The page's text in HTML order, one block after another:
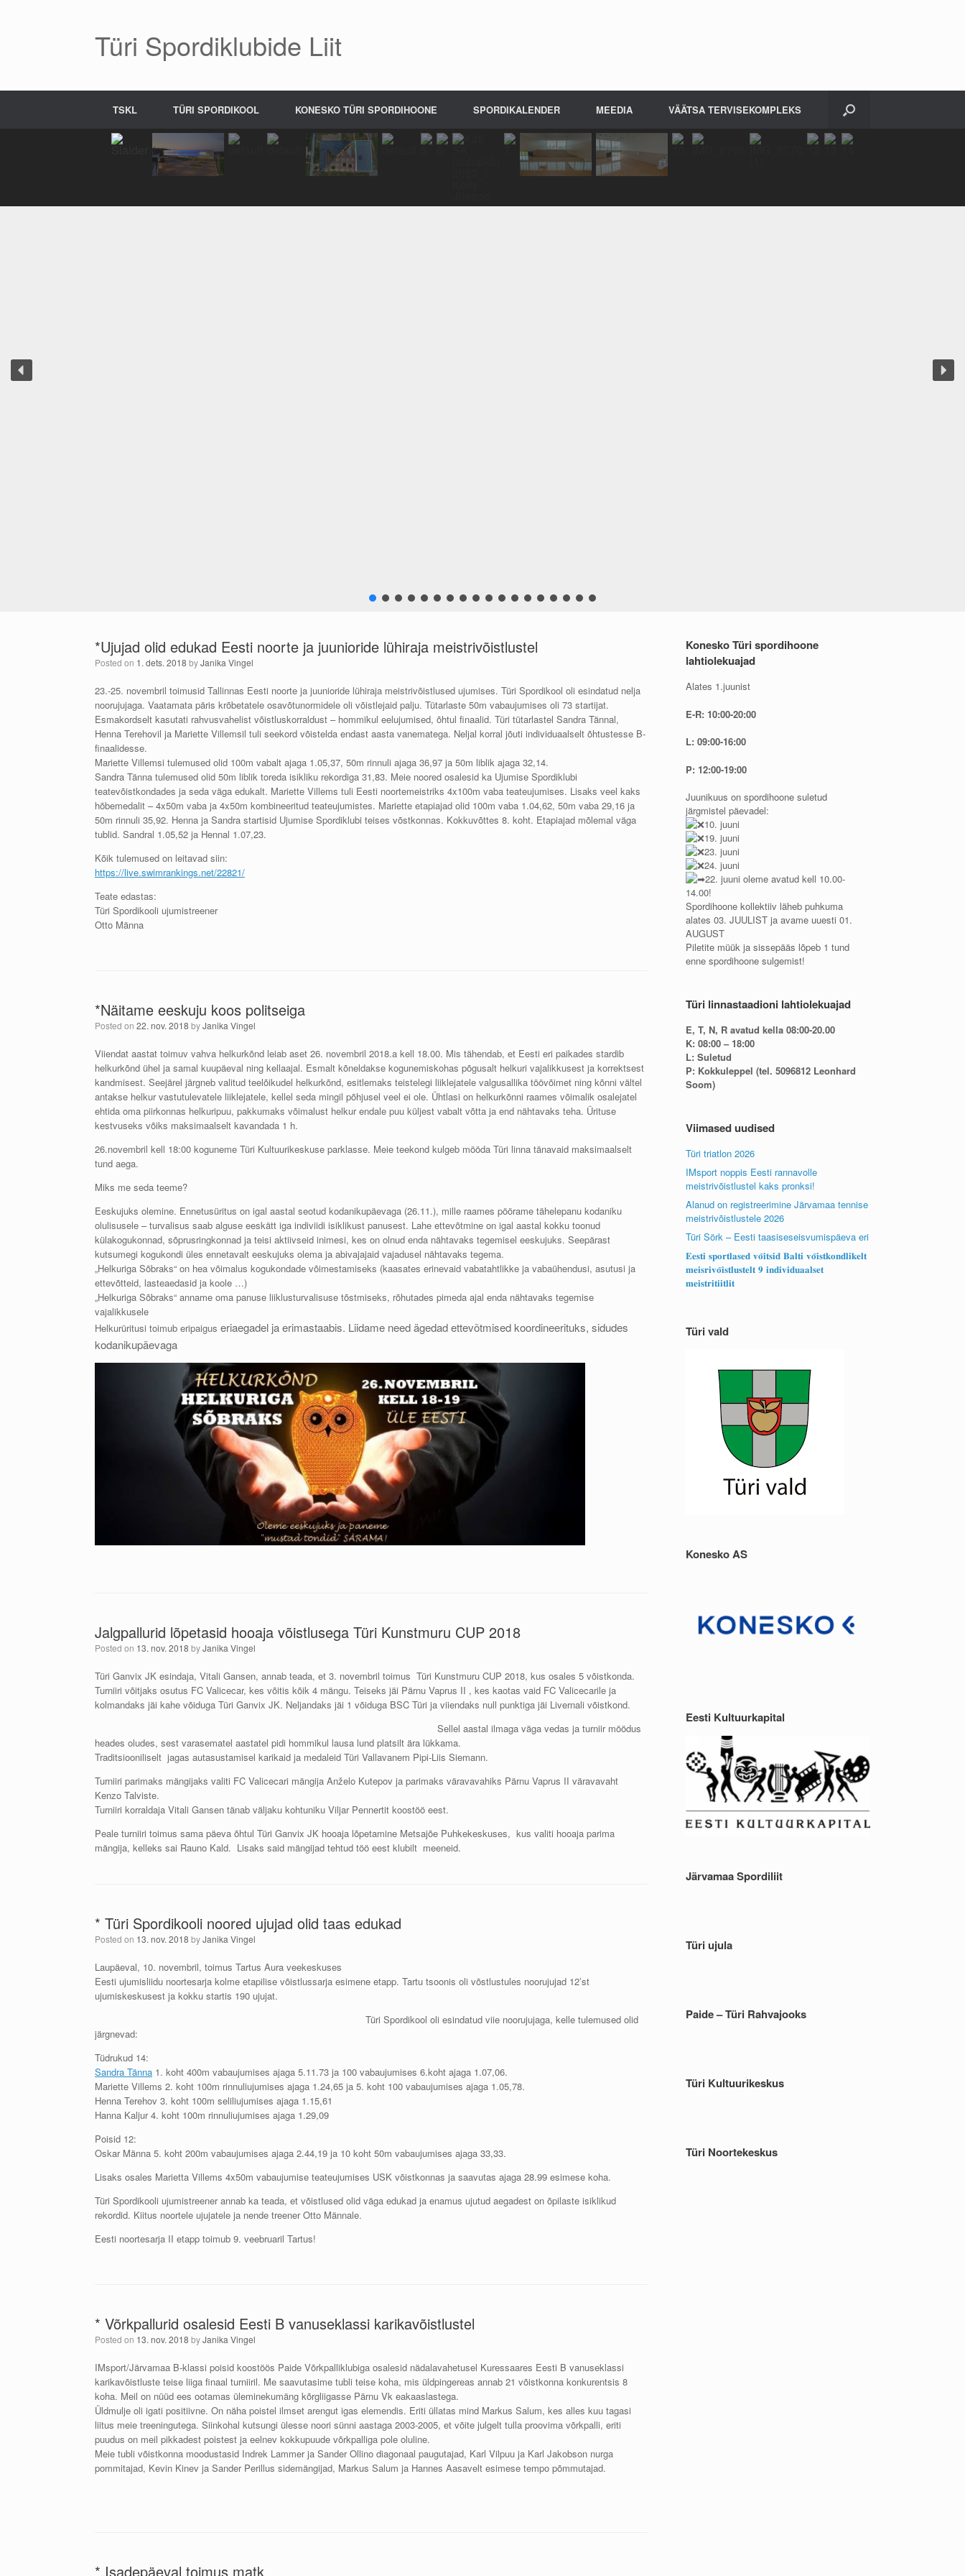
Türi Spordiklubide Liit
TSKL TÜRI SPORDIKOOL KONESKO TÜRI SPORDIHOONE SPORDIKALENDER MEEDIA VÄÄTSA TERVISEKOMPLEKS
*Ujujad olid edukad Eesti noorte ja juunioride lühiraja meistrivõistlustel
Posted on 1. dets. 2018 byJanika Vingel
23.-25. novembril toimusid Tallinnas Eesti noorte ja juunioride lühiraja meistrivõistlused ujumises. Türi Spordikool oli esindatud nelja
noorujujaga. Vaatamata päris krõbetatele osavõtunormidele oli võistlejaid palju. Tütarlaste 50m vabaujumises oli 73 startijat.
Esmakordselt kasutati rahvusvahelist võistluskorraldust – hommikul eelujumised, õhtul finaalid. Türi tütarlastel Sandra Tännal,
Henna Terehovil ja Mariette Villemsil tuli seekord võistelda endast aasta vanematega. Neljal korral jõuti individuaalselt õhtustesse B-
finaalidesse.
Mariette Villemsi tulemused olid 100m vabalt ajaga 1.05,37, 50m rinnuli ajaga 36,97 ja 50m liblik ajaga 32,14.
Sandra Tänna tulemused olid 50m liblik toreda isikliku rekordiga 31,83. Meie noored osalesid ka Ujumise Spordiklubi
teatevõistkondades ja seda väga edukalt. Mariette Villems tuli Eesti noortemeistriks 4x100m vaba teateujumises. Lisaks veel kaks
hõbemedalit – 4x50m vaba ja 4x50m kombineeritud teateujumistes. Mariette etapiajad olid 100m vaba 1.04,62, 50m vaba 29,16 ja
50m rinnuli 35,92. Henna ja Sandra startisid Ujumise Spordiklubi teises võstkonnas. Kokkuvõttes 8. koht. Etapiajad mõlemal väga
tublid. Sandral 1.05,52 ja Hennal 1.07,23.
Kõik tulemused on leitavad siin:
https://live.swimrankings.net/22821/
Teate edastas:
Türi Spordikooli ujumistreener
Otto Männa
*Näitame eeskuju koos politseiga
Posted on 22. nov. 2018 byJanika Vingel
Viiendat aastat toimuv vahva helkurkõnd leiab aset 26. novembril 2018.a kell 18.00. Mis tähendab, et Eesti eri paikades stardib
helkurkõnd ühel ja samal kuupäeval ning kellaajal. Esmalt kõneldakse kogunemiskohas põgusalt helkuri vajalikkusest ja korrektsest
kandmisest. Seejärel järgneb valitud teelõikudel helkurkõnd, esitlemaks teistelegi liiklejatele valgusallika töövõimet ning kõnni vältel
antakse helkur vastutulevatele liiklejatele, kellel seda mingil põhjusel veel ei ole. Ühtlasi on helkurkõnni raames võimalik osalejatel
ehtida oma piirkonnas helkuripuu, pakkumaks võimalust helkur endale puu küljest vabalt võtta ja end nähtavaks teha. Ürituse
kestvuseks võiks maksimaalselt kavandada 1 h.
26.novembril kell 18:00 koguneme Türi Kultuurikeskuse parklasse. Meie teekond kulgeb mööda Türi linna tänavaid maksimaalselt
tund aega.
Miks me seda teeme?
Eeskujuks olemine. Ennetusüritus on igal aastal seotud kodanikupäevaga (26.11.), mille raames pöörame tähelepanu kodaniku
olulisusele – turvalisus saab alguse eeskätt iga indiviidi isiklikust panusest. Lahe ettevõtmine on igal aastal kokku toonud
külakogukonnad, sõprusringkonnad ja teisi aktiivseid inimesi, kes on olnud enda nähtavaks tegemisel eeskujuks. Seepärast
kutsumegi kogukondi üles ennetavalt eeskujuks olema ja abivajajaid vajadusel nähtavaks tegema.
„Helkuriga Sõbraks“ on hea võimalus kogukondade võimestamiseks (kaasates erinevaid vabatahtlikke ja vabaühendusi, asutusi ja
ettevõtteid, lasteaedasid ja koole …)
„Helkuriga Sõbraks“ anname oma panuse liiklusturvalisuse tõstmiseks, rõhutades pimeda ajal enda nähtavaks tegemise
vajalikkusele
Helkurüritusi toimub eripaigus eriaegadel ja erimastaabis. Liidame need ägedad ettevõtmised koordineerituks, sidudes
kodanikupäevaga
Jalgpallurid lõpetasid hooaja võistlusega Türi Kunstmuru CUP 2018
Posted on 13. nov. 2018 byJanika Vingel
Türi Ganvix JK esindaja, Vitali Gansen, annab teada, et 3. novembril toimus Türi Kunstmuru CUP 2018, kus osales 5 võistkonda.
Turniiri võitjaks osutus FC Valicecar, kes võitis kõik 4 mängu. Teiseks jäi Pärnu Vaprus II , kes kaotas vaid FC Valicecarile ja
kolmandaks jäi kahe võiduga Türi Ganvix JK. Neljandaks jäi 1 võiduga BSC Türi ja viiendaks null punktiga jäi Livernali võistkond.
Sellel aastal ilmaga väga vedas ja turniir möödus
heades oludes, sest varasematel aastatel pidi hommikul lausa lund platsilt ära lükkama.
Traditsiooniliselt jagas autasustamisel karikaid ja medaleid Türi Vallavanem Pipi-Liis Siemann.
Turniiri parimaks mängijaks valiti FC Valicecari mängija Anželo Kutepov ja parimaks väravavahiks Pärnu Vaprus II väravavaht
Kenzo Talviste.
Turniiri korraldaja Vitali Gansen tänab väljaku kohtuniku Viljar Pennertit koostöö eest.
Peale turniiri toimus sama päeva õhtul Türi Ganvix JK hooaja lõpetamine Metsajõe Puhkekeskuses, kus valiti hooaja parima
mängija, kelleks sai Rauno Kald. Lisaks said mängijad tehtud töö eest klubilt meeneid.
* Türi Spordikooli noored ujujad olid taas edukad
Posted on 13. nov. 2018 byJanika Vingel
Laupäeval, 10. novembril, toimus Tartus Aura veekeskuses
Eesti ujumisliidu noortesarja kolme etapilise võistlussarja esimene etapp. Tartu tsoonis oli võstlustules noorujujad 12’st
ujumiskeskusest ja kokku startis 190 ujujat.
Türi Spordikool oli esindatud viie noorujujaga, kelle tulemused olid
järgnevad:
Tüdrukud 14:
Sandra Tänna 1. koht 400m vabaujumises ajaga 5.11.73 ja 100 vabaujumises 6.koht ajaga 1.07,06.
Mariette Villems 2. koht 100m rinnuliujumises ajaga 1.24,65 ja 5. koht 100 vabaujumises ajaga 1.05,78.
Henna Terehov 3. koht 100m seliliujumises ajaga 1.15,61
Hanna Kaljur 4. koht 100m rinnuliujumises ajaga 1.29,09
Poisid 12:
Oskar Männa 5. koht 200m vabaujumises ajaga 2.44,19 ja 10 koht 50m vabaujumises ajaga 33,33.
Lisaks osales Marietta Villems 4x50m vabaujumise teateujumises USK võistkonnas ja saavutas ajaga 28.99 esimese koha.
Türi Spordikooli ujumistreener annab ka teada, et võistlused olid väga edukad ja enamus ujutud aegadest on õpilaste isiklikud
rekordid. Kiitus noortele ujujatele ja nende treener Otto Männale.
Eesti noortesarja II etapp toimub 9. veebruaril Tartus!
* Võrkpallurid osalesid Eesti B vanuseklassi karikavõistlustel
Posted on 13. nov. 2018 byJanika Vingel
IMsport/Järvamaa B-klassi poisid koostöös Paide Võrkpalliklubiga osalesid nädalavahetusel Kuressaares Eesti B vanuseklassi
karikavõistluste teise liiga finaal turniiril. Me saavutasime tubli teise koha, mis üldpingereas annab 21 võistkonna konkurentsis 8
koha. Meil on nüüd ees ootamas üleminekumäng kõrgliigasse Pärnu Vk eakaaslastega.
Üldmulje oli igati positiivne. On näha poistel ilmset arengut igas elemendis. Eriti üllatas mind Markus Salum, kes alles kuu tagasi
liitus meie treeningutega. Siinkohal kutsungi ülesse noori sünni aastaga 2003-2005, et võite julgelt tulla proovima võrkpalli, eriti
puudus on meil pikkadest poistest ja eelnev kokkupuude võrkpalliga pole oluline.
Meie tubli võistkonna moodustasid Indrek Lammer ja Sander Ollino diagonaal paugutajad, Karl Vilpuu ja Karl Jakobson nurga
pommitajad, Kevin Kinev ja Sander Perillus sidemängijad, Markus Salum ja Hannes Aasavelt esimese tempo põmmutajad.
* Isadepäeval toimus matk
Konesko Türi spordihoone
lahtiolekuajad
Alates 1.juunist
E-R: 10:00-20:00
L: 09:00-16:00
P: 12:00-19:00
Juunikuus on spordihoone suletud
järgmistel päevadel:
10. juuni
19. juuni
23. juuni
24. juuni
22. juuni oleme avatud kell 10.00-
14.00!
Spordihoone kollektiiv läheb puhkuma
alates 03. JUULIST ja avame uuesti 01.
AUGUST
Piletite müük ja sissepääs lõpeb 1 tund
enne spordihoone sulgemist!
Türi linnastaadioni lahtiolekuajad
E, T, N, R avatud kella 08:00-20.00
K: 08:00 – 18:00
L: Suletud
P: Kokkuleppel (tel. 5096812 Leonhard
Soom)
Viimased uudised
Türi triatlon 2026
IMsport noppis Eesti rannavolle
meistrivõistlustel kaks pronksi!
Alanud on registreerimine Järvamaa tennise
meistrivõistlustele 2026
Türi Sörk – Eesti taasiseseisvumispäeva eri
𝐄𝐞𝐬𝐭𝐢 𝐬𝐩𝐨𝐫𝐭𝐥𝐚𝐬𝐞𝐝 𝐯𝐨̃𝐢𝐭𝐬𝐢𝐝 𝐁𝐚𝐥𝐭𝐢 𝐯𝐨̃𝐢𝐬𝐭𝐤𝐨𝐧𝐝𝐥𝐢𝐤𝐞𝐥𝐭
𝐦𝐞𝐢𝐬𝐫𝐢𝐯𝐨̃𝐢𝐬𝐭𝐥𝐮𝐬𝐭𝐞𝐥𝐭 𝟗 𝐢𝐧𝐝𝐢𝐯𝐢𝐝𝐮𝐚𝐚𝐥𝐬𝐞𝐭
𝐦𝐞𝐢𝐬𝐭𝐫𝐢𝐭𝐢𝐢𝐭𝐥𝐢𝐭
Türi vald
Konesko AS
Eesti Kultuurkapital
Järvamaa Spordiliit
Türi ujula
Paide – Türi Rahvajooks
Türi Kultuurikeskus
Türi Noortekeskus